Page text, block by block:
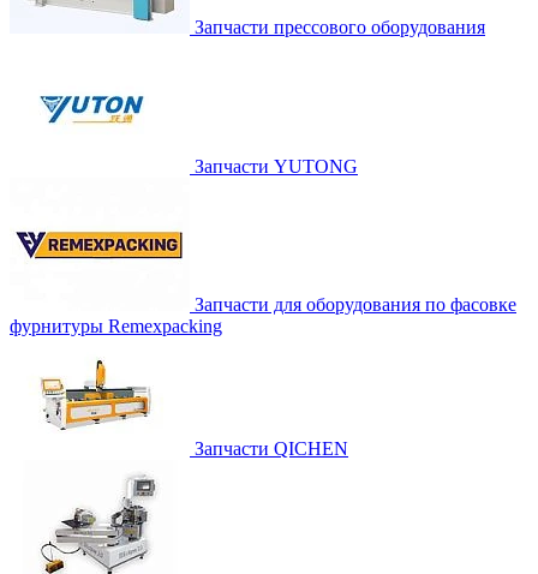
Запчасти прессового оборудования
Запчасти YUTONG
Запчасти для оборудования по фасовке
фурнитуры Remexpacking
Запчасти QICHEN